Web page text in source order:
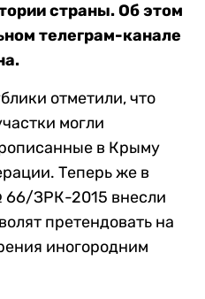
страны. Об этом
телеграм-канале
отметили, что
могли
в Крыму
Теперь же в
66/ЗРК-2015 внесли
претендовать на
иногородним